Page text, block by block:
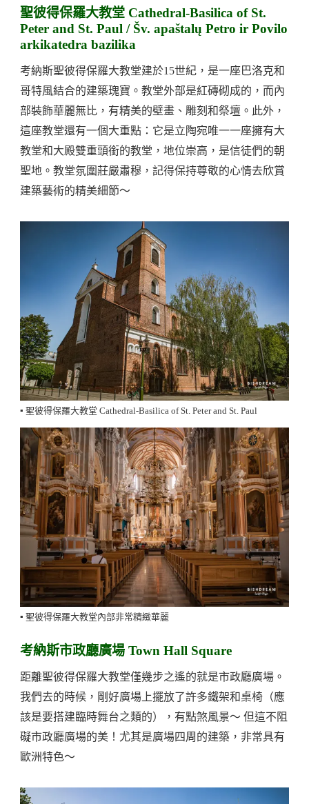
聖彼得保羅大教堂 Cathedral-Basilica of St.
Peter and St. Paul / Šv. apaštalų Petro ir Povilo
arkikatedra bazilika
考納斯聖彼得保羅大教堂建於15世紀，是一座巴洛克和
哥特風結合的建築瑰寶。教堂外部是紅磚砌成的，而內
部裝飾華麗無比，有精美的壁畫、雕刻和祭壇。此外，
這座教堂還有一個大重點：它是立陶宛唯一一座擁有大
教堂和大殿雙重頭銜的教堂，地位崇高，是信徒們的朝
聖地。教堂氛圍莊嚴肅穆，記得保持尊敬的心情去欣賞
建築藝術的精美細節～
▪️ 聖彼得保羅大教堂 Cathedral-Basilica of St. Peter and St. Paul
▪️ 聖彼得保羅大教堂內部非常精緻華麗
考納斯市政廳廣場 Town Hall Square
距離聖彼得保羅大教堂僅幾步之遙的就是市政廳廣場。
我們去的時候，剛好廣場上擺放了許多鐵架和桌椅（應
該是要搭建臨時舞台之類的），有點煞風景～ 但這不阻
礙市政廳廣場的美！尤其是廣場四周的建築，非常具有
歐洲特色～